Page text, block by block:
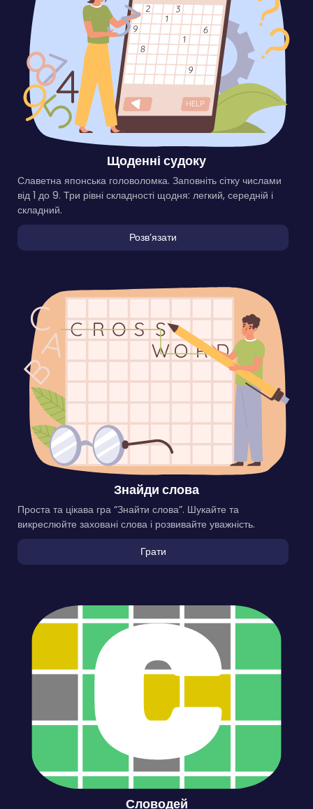
Щоденні судоку
Славетна японська головоломка. Заповніть сітку числами
від 1 до 9. Три рівні складності щодня: легкий, середній і
складний.
Розвʼязати
Знайди слова
Проста та цікава гра “Знайти слова”. Шукайте та
викреслюйте заховані слова і розвивайте уважність.
Грати
Словодей